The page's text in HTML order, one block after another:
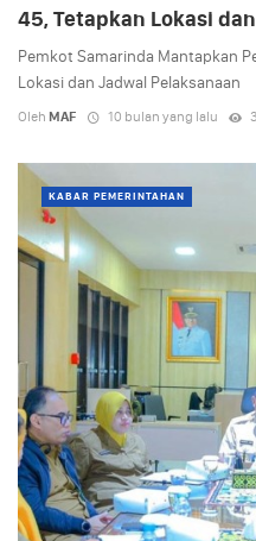
45, Tetapkan Lokasi
Pemkot Samarinda Mantapkan
Lokasi dan Jadwal Pelaksanaan
Oleh MAF 10 bulan yang lalu
KABAR PEMERINTAHAN